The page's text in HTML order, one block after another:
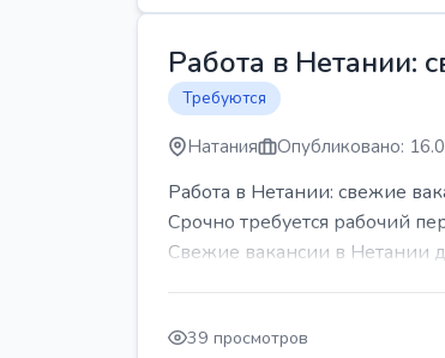
Работа в Нетании:
Требуются
Натания Опубликовано:
Работа в Нетании: свежие
Срочно требуется рабочий
Свежие вакансии в Нетании
39 просмотров